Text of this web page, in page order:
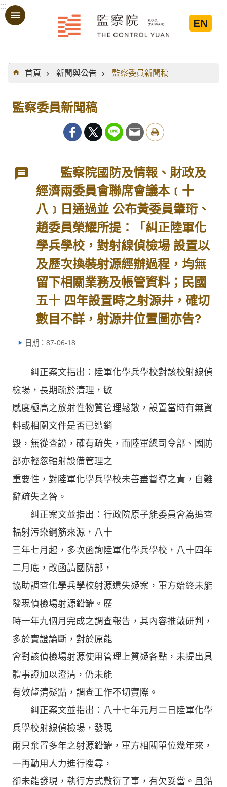
跳到主要內容區塊
:::
EN
:::
首頁
新聞與公告 監察委員新聞稿
監察委員新聞稿
監察院國防及情報、財政及
經濟兩委員會聯席會議本﹝十
八﹞日通過並 公布黃委員肇珩、
趙委員榮耀所提：「糾正陸軍化
學兵學校，對射線偵檢場 設置以
及歷次換裝射源經辦過程，均無
留下相關業務及帳管資料；民國
五十 四年設置時之射源井，確切
數目不詳，射源井位置圖亦告?
日期：87-06-18
糾正案文指出：陸軍化學兵學校對該校射線偵
檢場，長期疏於清理，敏
感度極高之放射性物質管理鬆散，設置當時有無資
料或相關文件是否已遭銷
毀，無從查證，確有疏失，而陸軍總司令部、國防
部亦輕忽輻射設備管理之
重要性，對陸軍化學兵學校未善盡督導之責，自難
辭疏失之咎。
糾正案文並指出：行政院原子能委員會為追查
輻射污染鋼筋來源，八十
三年七月起，多次函詢陸軍化學兵學校，八十四年
二月底，改函請國防部，
協助調查化學兵學校射源遺失疑案，軍方始終未能
發現偵檢場射源鉛罐。歷
時一年九個月完成之調查報告，其內容推敲研判，
多於實證論斷，對於原能
會對該偵檢場射源使用管理上質疑各點，未提出具
體事證加以澄清，仍未能
有效釐清疑點，調查工作不切實際。
糾正案文並指出：八十七年元月二日陸軍化學
兵學校射線偵檢場，發現
兩只棄置多年之射源鉛罐，軍方相關單位幾年來，
一再動用人力進行搜尋，
卻未能發現，執行方式敷衍了事，有欠妥當。且鉛